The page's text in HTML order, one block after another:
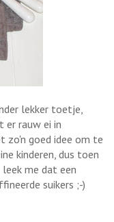
lekker toetje,
er rauw ei in
zo'n goed idee om te
kinderen, dus toen
leek me dat een
suikers ;-)